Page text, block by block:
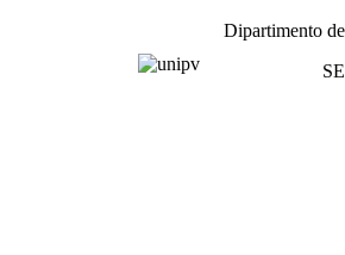
Dipartimento